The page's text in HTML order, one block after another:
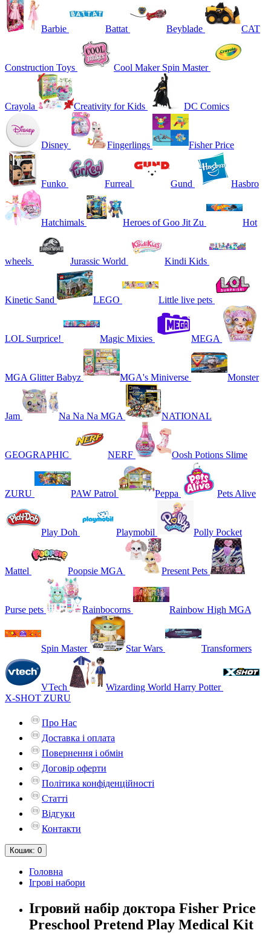
Barbie Battat Beyblade CAT
Construction Toys Cool Maker Spin Master
Crayola Creativity for Kids DC Comics
Disney Fingerlings Fisher Price
Funko Furreal Gund Hasbro
Hatchimals Heroes of Goo Jit Zu Hot
wheels Jurassic World Kindi Kids
Kinetic Sand LEGO Little live pets
LOL Surprice! Magic Mixies MEGA
MGA Glitter Babyz MGA's Miniverse Monster
Jam Na Na Na MGA NATIONAL
GEOGRAPHIC NERF Oosh Potions Slime
ZURU PAW Patrol Peppa Pets Alive
Play Doh Playmobil Polly Pocket
Mattel Poopsie MGA Present Pets
Purse pets Rainbocorns Rainbow High MGA
Spin Master Star Wars Transformers
VTech
Wizarding World Harry Potter
X-SHOT ZURU
Про Нас
Доставка і оплата
Повернення і обмін
Договір оферти
Політика конфіденційності
Статті
Відгуки
Контакти
Кошик: 0
Головна
Ігрові набори
Ігровий набір доктора Fisher Price
Preschool Pretend Play Medical Kit